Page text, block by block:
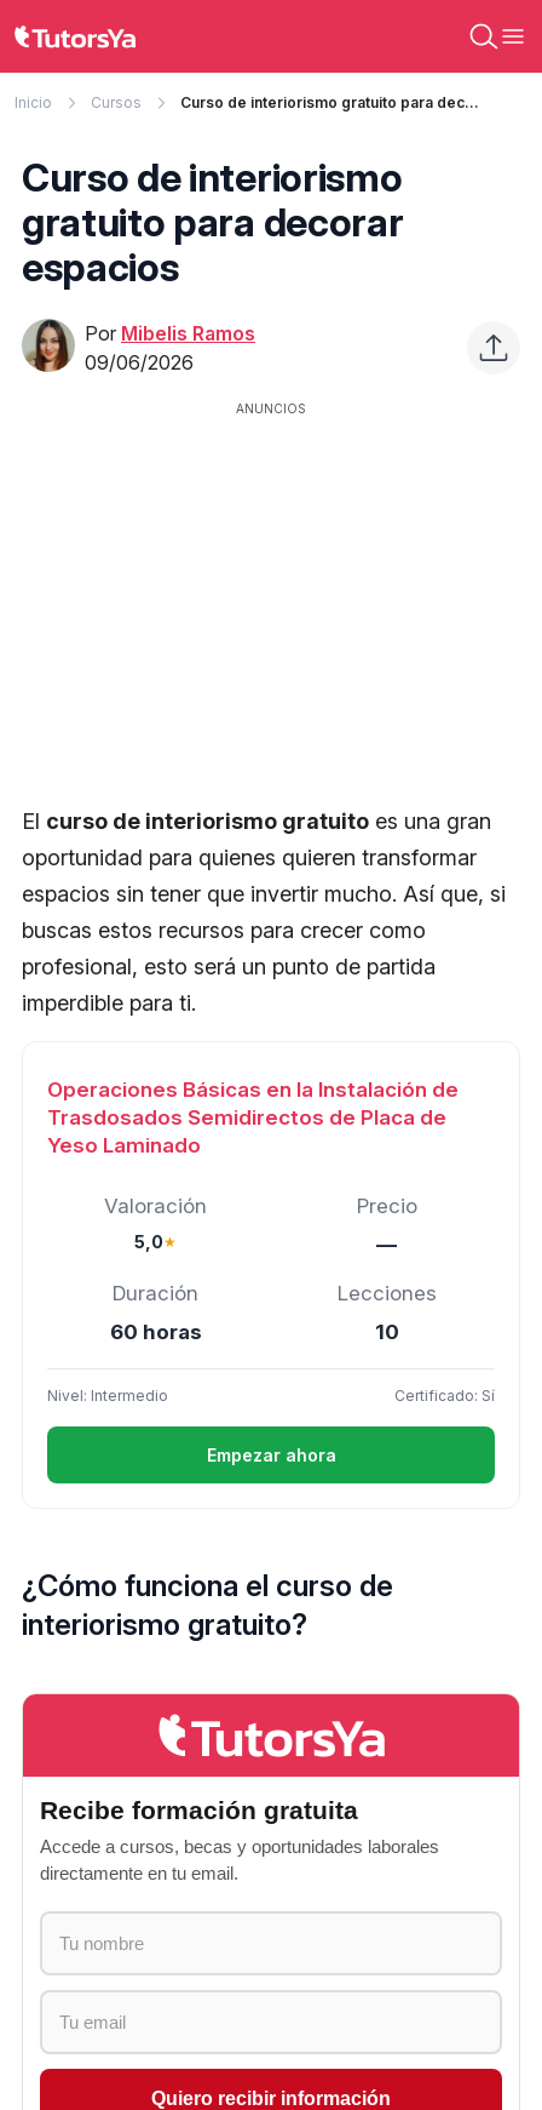
Inicio Cursos Curso de interiorismo gratuito para decorar espacios
Curso de interiorismo
gratuito para decorar
espacios
Por Mibelis Ramos
09/06/2026
ANUNCIOS
El curso de interiorismo gratuito es una gran
oportunidad para quienes quieren transformar
espacios sin tener que invertir mucho. Así que, si
buscas estos recursos para crecer como
profesional, esto será un punto de partida
imperdible para ti.
Operaciones Básicas en la Instalación de
Trasdosados Semidirectos de Placa de
Yeso Laminado
Valoración
5,0★
Precio
—
Duración
60 horas
Lecciones
10
Nivel: Intermedio Certificado: Sí
Empezar ahora
¿Cómo funciona el curso de
interiorismo gratuito?
Recibe formación gratuita
Accede a cursos, becas y oportunidades laborales
directamente en tu email.
Quiero recibir información